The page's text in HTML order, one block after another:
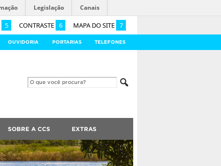
5 CONTRASTE 6 MAPA DO SITE 7
Legislação Canais
OUVIDORIA PORTARIAS TELEFONES
SOBRE A CCS EXTRAS